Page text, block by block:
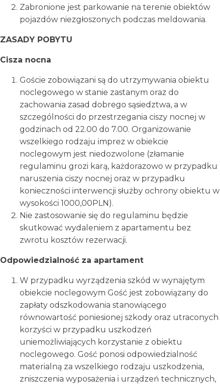
Zabronione jest parkowanie na terenie obiektów
pojazdów niezgłoszonych podczas meldowania.
ZASADY POBYTU
Cisza nocna
Goście zobowiązani są do utrzymywania obiektu
noclegowego w stanie zastanym oraz do
zachowania zasad dobrego sąsiedztwa, a w
szczególności do przestrzegania ciszy nocnej w
godzinach od 22.00 do 7.00. Organizowanie
wszelkiego rodzaju imprez w obiekcie
noclegowym jest niedozwolone (złamanie
regulaminu grozi karą, każdorazowo w przypadku
naruszenia ciszy nocnej oraz w przypadku
konieczności interwencji służby ochrony obiektu w
wysokości 1000,00PLN).
Nie zastosowanie się do regulaminu będzie
skutkować wydaleniem z apartamentu bez
zwrotu kosztów rezerwacji.
Odpowiedzialność za apartament
W przypadku wyrządzenia szkód w wynajętym
obiekcie noclegowym Gość jest zobowiązany do
zapłaty odszkodowania stanowiącego
równowartość poniesionej szkody oraz utraconych
korzyści w przypadku uszkodzeń
uniemożliwiających korzystanie z obiektu
noclegowego. Gość ponosi odpowiedzialność
materialną za wszelkiego rodzaju uszkodzenia,
zniszczenia wyposażenia i urządzeń technicznych,